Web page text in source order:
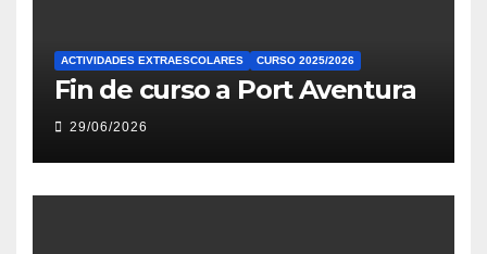
ACTIVIDADES EXTRAESCOLARES CURSO 2025/2026
Fin de curso a Port Aventura
29/06/2026